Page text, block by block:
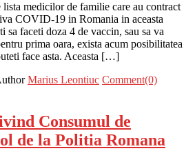
medicilor de familie care au contract
COVID-19 in Romania in aceasta
sa faceti doza 4 de vaccin, sau sa va
prima oara, exista acum posibilitatea
face asta. Aceasta […]
Marius Leontiuc Comment(0)
Consumul de
de la Politia Romana